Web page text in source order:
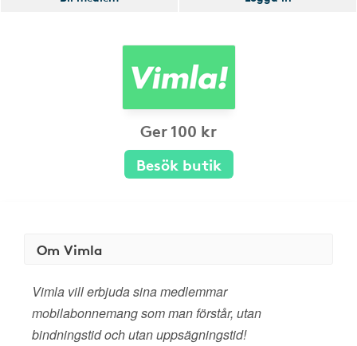
Ger 100 kr
Besök butik
Om Vimla
Vimla vill erbjuda sina medlemmar
mobilabonnemang som man förstår, utan
bindningstid och utan uppsägningstid!